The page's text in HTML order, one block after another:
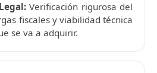
Verificación rigurosa del
fiscales y viabilidad técnica
se va a adquirir.